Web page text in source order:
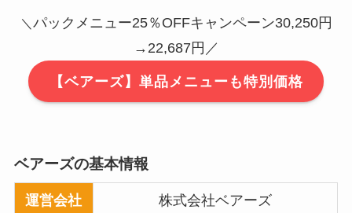
＼ パックメニュー25％OFFキャンペーン30,250円
→22,687円／
【ベアーズ】単品メニューも特別価格
ベアーズの基本情報
運営会社
株式会社ベアーズ